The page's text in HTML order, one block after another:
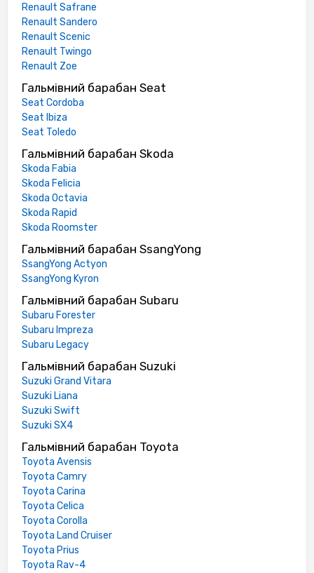
Renault Safrane
Renault Sandero
Renault Scenic
Renault Twingo
Renault Zoe
Гальмівний барабан Seat
Seat Cordoba
Seat Ibiza
Seat Toledo
Гальмівний барабан Skoda
Skoda Fabia
Skoda Felicia
Skoda Octavia
Skoda Rapid
Skoda Roomster
Гальмівний барабан SsangYong
SsangYong Actyon
SsangYong Kyron
Гальмівний барабан Subaru
Subaru Forester
Subaru Impreza
Subaru Legacy
Гальмівний барабан Suzuki
Suzuki Grand Vitara
Suzuki Liana
Suzuki Swift
Suzuki SX4
Гальмівний барабан Toyota
Toyota Avensis
Toyota Camry
Toyota Carina
Toyota Celica
Toyota Corolla
Toyota Land Cruiser
Toyota Prius
Toyota Rav-4